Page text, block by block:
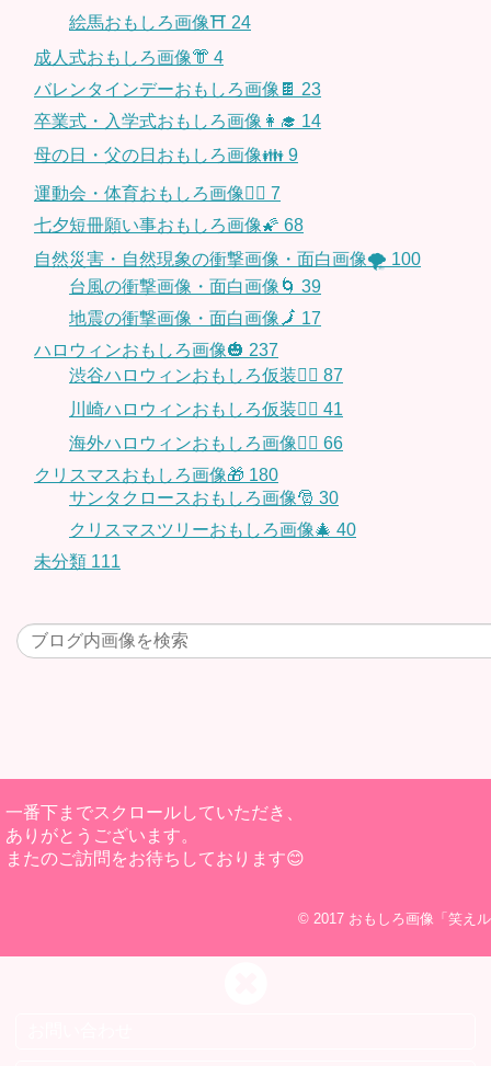
絵馬おもしろ画像⛩ 24
成人式おもしろ画像👘 4
バレンタインデーおもしろ画像🍫 23
卒業式・入学式おもしろ画像👩‍🎓 14
母の日・父の日おもしろ画像👪 9
運動会・体育おもしろ画像🤸‍♂️ 7
七夕短冊願い事おもしろ画像🌠 68
自然災害・自然現象の衝撃画像・面白画像🌪 100
台風の衝撃画像・面白画像🌀 39
地震の衝撃画像・面白画像🗾 17
ハロウィンおもしろ画像🎃 237
渋谷ハロウィンおもしろ仮装👯‍♂️ 87
川崎ハロウィンおもしろ仮装🧞‍♀️ 41
海外ハロウィンおもしろ画像🧛‍♂️ 66
クリスマスおもしろ画像🎁 180
サンタクロースおもしろ画像🎅 30
クリスマスツリーおもしろ画像🎄 40
未分類 111
一番下までスクロールしていただき、
ありがとうございます。
またのご訪問をお待ちしております😊
© 2017 おもしろ画像「笑え